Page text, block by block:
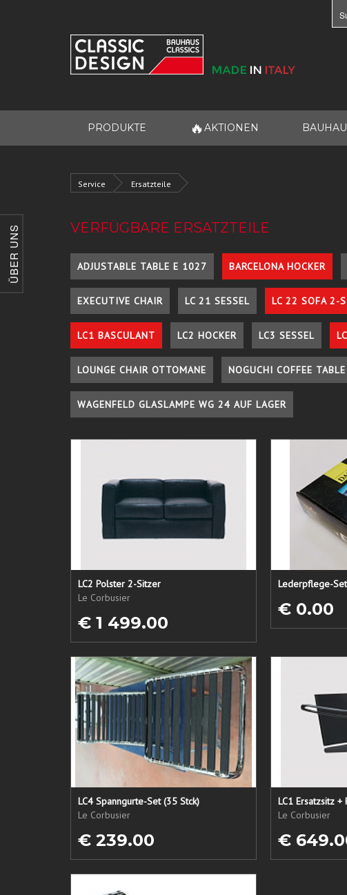
ÜBER UNS
PRODUKTE 🔥 AKTIONEN
Service Ersatzteile
VERFÜGBARE ERSATZTEILE
ADJUSTABLE TABLE E 1027 BARCELONA HOCKER
EXECUTIVE CHAIR LC 21 SESSEL LC 22 SOFA 2-
LC1 BASCULANT LC2 HOCKER LC3 SESSEL
LOUNGE CHAIR OTTOMANE NOGUCHI COFFEE TABLE
WAGENFELD GLASLAMPE WG 24 AUF LAGER
LC2 Polster 2-Sitzer
Le Corbusier
€ 1 499.00
€ 0.00
LC4 Spanngurte-Set (35 Stck)
Le Corbusier
€ 239.00
Le Corbusier
€